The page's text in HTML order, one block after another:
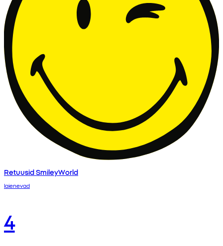
Retuusid SmileyWorld
laienevad
4